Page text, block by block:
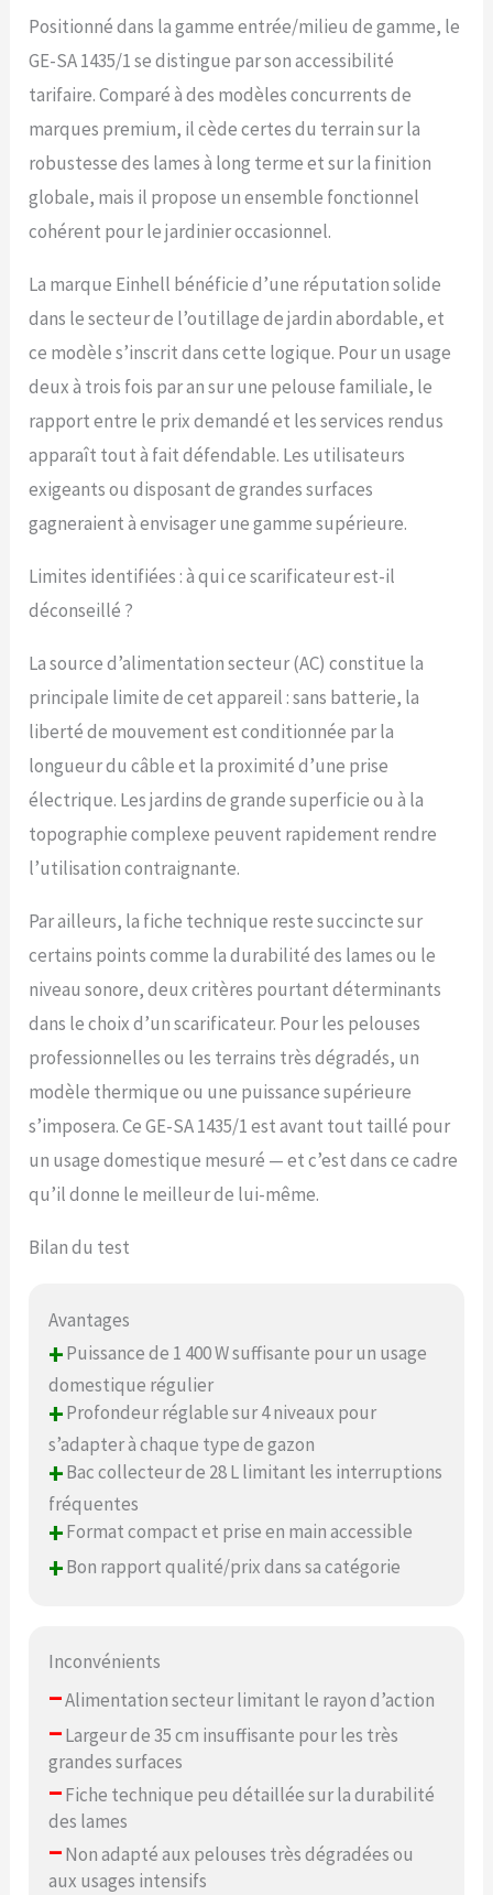
Positionné dans la gamme entrée/milieu de gamme, le
GE-SA 1435/1 se distingue par son accessibilité
tarifaire. Comparé à des modèles concurrents de
marques premium, il cède certes du terrain sur la
robustesse des lames à long terme et sur la finition
globale, mais il propose un ensemble fonctionnel
cohérent pour le jardinier occasionnel.
La marque Einhell bénéficie d’une réputation solide
dans le secteur de l’outillage de jardin abordable, et
ce modèle s’inscrit dans cette logique. Pour un usage
deux à trois fois par an sur une pelouse familiale, le
rapport entre le prix demandé et les services rendus
apparaît tout à fait défendable. Les utilisateurs
exigeants ou disposant de grandes surfaces
gagneraient à envisager une gamme supérieure.
Limites identifiées : à qui ce scarificateur est-il
déconseillé ?
La source d’alimentation secteur (AC) constitue la
principale limite de cet appareil : sans batterie, la
liberté de mouvement est conditionnée par la
longueur du câble et la proximité d’une prise
électrique. Les jardins de grande superficie ou à la
topographie complexe peuvent rapidement rendre
l’utilisation contraignante.
Par ailleurs, la fiche technique reste succincte sur
certains points comme la durabilité des lames ou le
niveau sonore, deux critères pourtant déterminants
dans le choix d’un scarificateur. Pour les pelouses
professionnelles ou les terrains très dégradés, un
modèle thermique ou une puissance supérieure
s’imposera. Ce GE-SA 1435/1 est avant tout taillé pour
un usage domestique mesuré — et c’est dans ce cadre
qu’il donne le meilleur de lui-même.
Bilan du test
Avantages
+Puissance de 1 400 W suffisante pour un usage
domestique régulier
+Profondeur réglable sur 4 niveaux pour
s’adapter à chaque type de gazon
+Bac collecteur de 28 L limitant les interruptions
fréquentes
+Format compact et prise en main accessible
+Bon rapport qualité/prix dans sa catégorie
Inconvénients
–Alimentation secteur limitant le rayon d’action
–Largeur de 35 cm insuffisante pour les très
grandes surfaces
–Fiche technique peu détaillée sur la durabilité
des lames
–Non adapté aux pelouses très dégradées ou
aux usages intensifs